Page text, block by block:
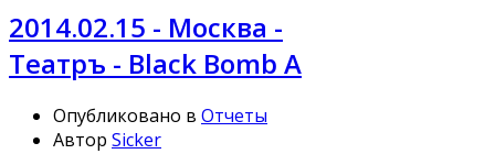
2014.02.15 - Москва -
Театръ - Black Bomb A
Опубликовано в Отчеты
Автор Sicker